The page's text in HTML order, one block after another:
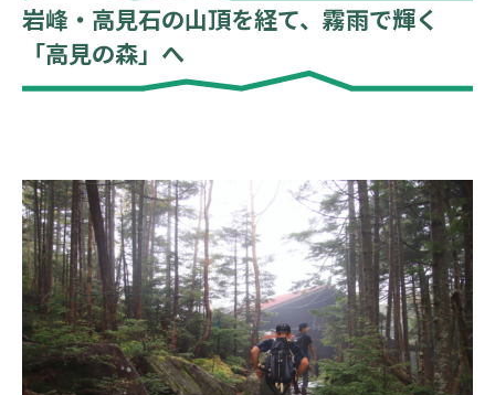
岩峰・高見石の山頂を経て、霧雨で輝く
「高見の森」へ